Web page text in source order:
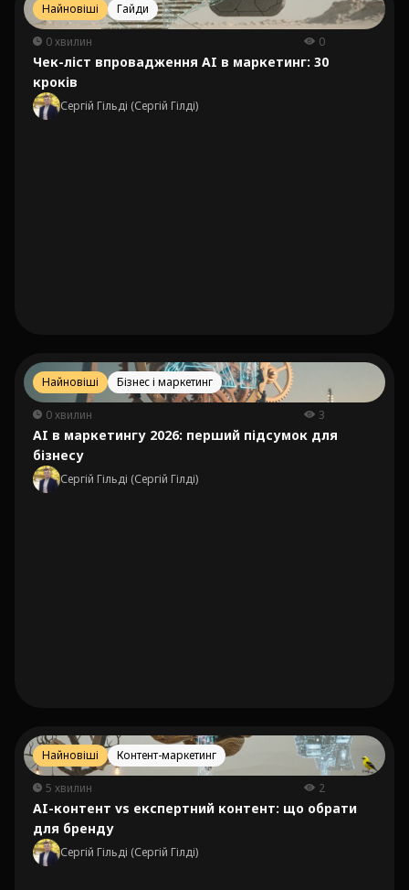
Найновіші Гайди
0 хвилин 0
Чек-ліст впровадження AI в маркетинг: 30
кроків
Сергій Гільді (Сергій Гілді)
Найновіші Бізнес і маркетинг
0 хвилин 3
AI в маркетингу 2026: перший підсумок для
бізнесу
Сергій Гільді (Сергій Гілді)
Найновіші Контент-маркетинг
5 хвилин 2
AI-контент vs експертний контент: що обрати
для бренду
Сергій Гільді (Сергій Гілді)